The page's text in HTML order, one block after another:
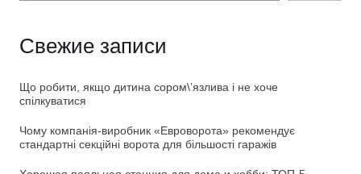
Свежие записи
Що робити, якщо дитина сором\’язлива і не хоче
спілкуватися
Чому компанія-виробник «Евроворота» рекомендує
стандартні секційні ворота для більшості гаражів